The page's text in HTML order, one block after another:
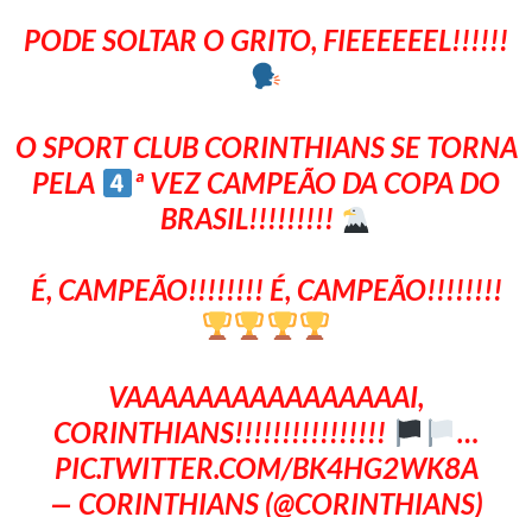
PODE SOLTAR O GRITO, FIEEEEEEL!!!!!!
O SPORT CLUB CORINTHIANS SE TORNA
PELA
ª VEZ CAMPEÃO DA COPA DO
BRASIL!!!!!!!!!
É, CAMPEÃO!!!!!!!! É, CAMPEÃO!!!!!!!!
VAAAAAAAAAAAAAAAAI,
CORINTHIANS!!!!!!!!!!!!!!!!
…
PIC.TWITTER.COM/BK4HG2WK8A
— CORINTHIANS (@CORINTHIANS)